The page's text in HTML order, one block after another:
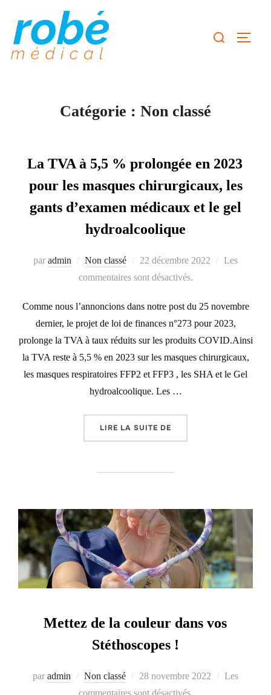
contenu
Rechercher :
Catégorie : Non classé
La TVA à 5,5 % prolongée en 2023
pour les masques chirurgicaux, les
gants d’examen médicaux et le gel
hydroalcoolique
par admin Non classé
Publié
le
22 décembre 2022
Les
commentaires sont désactivés.
Comme nous l’annoncions dans notre post du 25 novembre
dernier, le projet de loi de finances n°273 pour 2023,
prolonge la TVA à taux réduits sur les produits COVID.Ainsi
la TVA reste à 5,5 % en 2023 sur les masques chirurgicaux,
les masques respiratoires FFP2 et FFP3 , les SHA et le Gel
hydroalcoolique. Les …
LIRE LA SUITE DE
Mettez de la couleur dans vos
Stéthoscopes !
par admin Non classé
Publié
le
28 novembre 2022
Les
commentaires sont désactivés.